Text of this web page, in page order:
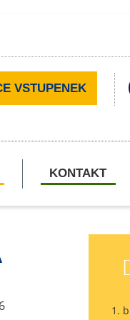
VSTUPENEK
KONTAKT
1.